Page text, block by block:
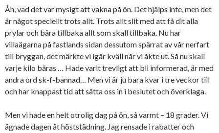
Åh, vad det var mysigt att vakna på ön. Det hjälps inte, men det
är något speciellt trots allt. Trots allt slit med att få dit alla
prylar och bära tillbaka allt som skall tillbaka. Nu har
villaägarna på fastlands sidan dessutom spärrat av vår nerfart
till bryggan, det märkte vi igår kväll når vi åkte ut. Så nu skall
varje kilo bäras … Hade varit trevligt att bli informerad, är med
andra ord sk-f-bannad… Men vi är ju bara kvar i tre veckor till
och har knappast tid att sätta oss in i beslutet och överklaga.
Men vi hade en helt otrolig dag på ön, så varmt – 18 grader. Vi
ägnade dagen åt höststädning. Jag rensade i rabatter och